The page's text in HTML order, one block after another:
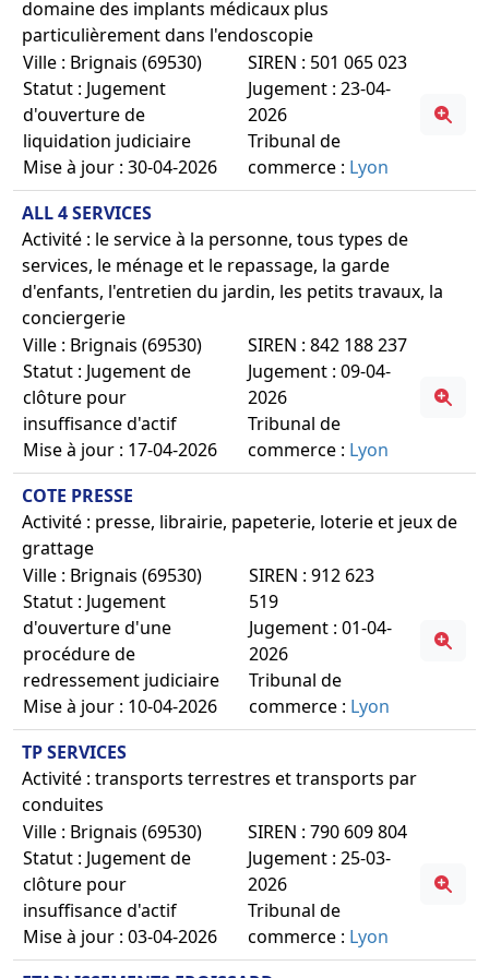
domaine des implants médicaux plus
particulièrement dans l'endoscopie
Ville : Brignais (69530)
Statut : Jugement
d'ouverture de
liquidation judiciaire
Mise à jour : 30-04-2026
SIREN : 501 065 023
Jugement : 23-04-
2026
Tribunal de
commerce : Lyon
ALL 4 SERVICES
Activité : le service à la personne, tous types de
services, le ménage et le repassage, la garde
d'enfants, l'entretien du jardin, les petits travaux, la
conciergerie
Ville : Brignais (69530)
Statut : Jugement de
clôture pour
insuffisance d'actif
Mise à jour : 17-04-2026
SIREN : 842 188 237
Jugement : 09-04-
2026
Tribunal de
commerce : Lyon
COTE PRESSE
Activité : presse, librairie, papeterie, loterie et jeux de
grattage
Ville : Brignais (69530)
Statut : Jugement
d'ouverture d'une
procédure de
redressement judiciaire
Mise à jour : 10-04-2026
SIREN : 912 623
519
Jugement : 01-04-
2026
Tribunal de
commerce : Lyon
TP SERVICES
Activité : transports terrestres et transports par
conduites
Ville : Brignais (69530)
Statut : Jugement de
clôture pour
insuffisance d'actif
Mise à jour : 03-04-2026
SIREN : 790 609 804
Jugement : 25-03-
2026
Tribunal de
commerce : Lyon